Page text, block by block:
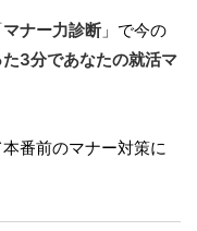
マナー力診断」で今の
た3分であなたの就活マ
番前のマナー対策に